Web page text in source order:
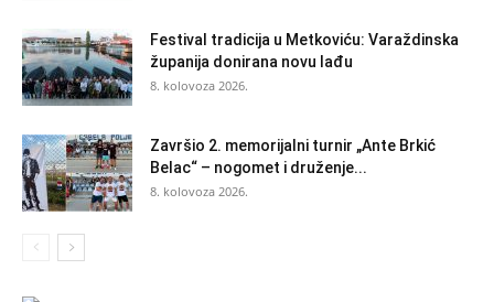
Festival tradicija u Metkoviću: Varaždinska
županija donirana novu lađu
8. kolovoza 2026.
Završio 2. memorijalni turnir „Ante Brkić
Belac“ – nogomet i druženje...
8. kolovoza 2026.